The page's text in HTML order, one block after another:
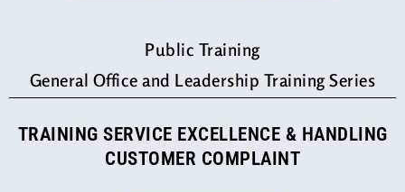
Public Training
General Office and Leadership Training Series
TRAINING SERVICE EXCELLENCE & HANDLING
CUSTOMER COMPLAINT